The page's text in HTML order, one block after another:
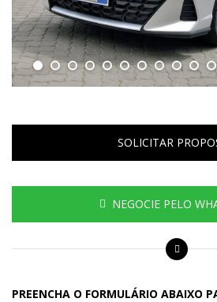
SOLICITAR
NEGOCIE PELO
PREENCHA O FORMULÁRIO ABAIXO